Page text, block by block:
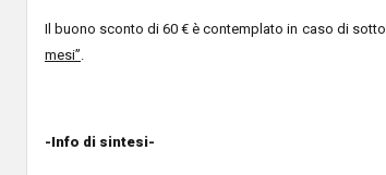
Il buono sconto di 60 € è contemplato in caso di
mesi”
-Info di sintesi-